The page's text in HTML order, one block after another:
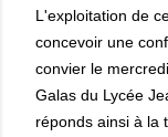
L'exploitation de
concevoir une
convier le
Galas du Lycée
réponds ainsi à la